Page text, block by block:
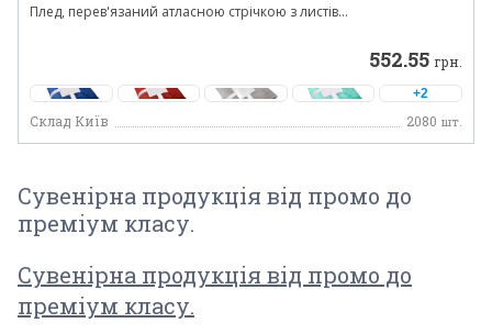
Плед, перев'язаний атласною стрічкою з листів...
552.55 грн.
+2
Склад Київ 2080 шт.
Сувенірна продукція від промо до
преміум класу.
Сувенірна продукція від промо до
преміум класу.